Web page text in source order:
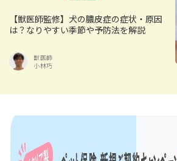
【獣医師監修】犬の膿皮症の症状・原因
は？なりやすい季節や予防法を解説
獣医師
小林巧